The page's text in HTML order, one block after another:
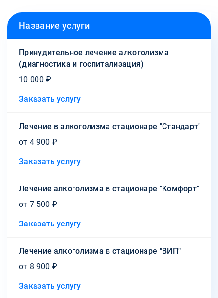
Название услуги
Принудительное лечение алкоголизма
(диагностика и госпитализация)
10 000 ₽
Заказать услугу
Лечение в алкоголизма стационаре "Стандарт"
от 4 900 ₽
Заказать услугу
Лечение алкоголизма в стационаре "Комфорт"
от 7 500 ₽
Заказать услугу
Лечение алкоголизма в стационаре "ВИП"
от 8 900 ₽
Заказать услугу